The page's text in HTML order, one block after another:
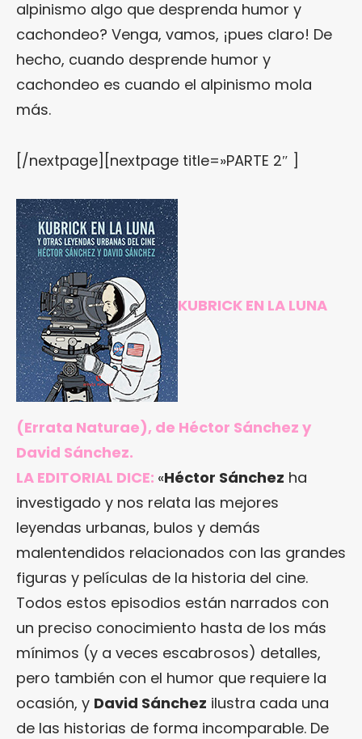
alpinismo algo que desprenda humor y
cachondeo? Venga, vamos, ¡pues claro! De
hecho, cuando desprende humor y
cachondeo es cuando el alpinismo mola
más.
[/nextpage][nextpage title=»PARTE 2″ ]
KUBRICK EN LA LUNA
(Errata Naturae), de Héctor Sánchez y
David Sánchez.
LA EDITORIAL DICE: «Héctor Sánchez ha
investigado y nos relata las mejores
leyendas urbanas, bulos y demás
malentendidos relacionados con las grandes
figuras y películas de la historia del cine.
Todos estos episodios están narrados con
un preciso conocimiento hasta de los más
mínimos (y a veces escabrosos) detalles,
pero también con el humor que requiere la
ocasión, y David Sánchez ilustra cada una
de las historias de forma incomparable. De